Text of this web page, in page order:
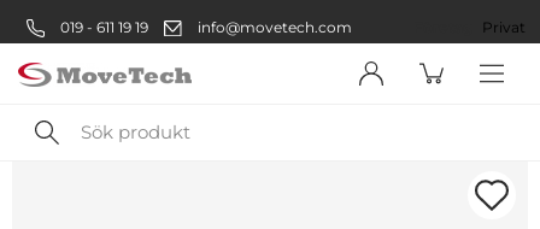
019 - 611 19 19 info@movetech.com Privat
Sök
produkt